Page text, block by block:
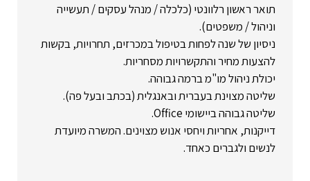
תואר ראשון רלוונטי (כלכלה / מנהל עסקים / תעשייה
וניהול / משפטים).
ניסיון של שנה לפחות בטיפול במכרזים, תחרויות, בקשות
להצעות מחיר והתקשרויות מסחריות.
יכולת ניהול מו"מ ברמה גבוהה.
שליטה מצוינת בעברית ובאנגלית (בכתב ובעל פה).
שליטה גבוהה ביישומי Office.
דייקנות, אחריות ויחסי אנוש מצוינים. המשרה מיועדת
לנשים ולגברים כאחד.